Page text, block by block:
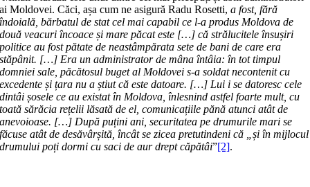
ai Moldovei. Căci, așa cum ne asigură Radu Rosetti,a fost, fără
îndoială, bărbatul de stat cel mai capabil ce l-a produs Moldova de
două veacuri încoace și mare păcat este […] că strălucitele însușiri
politice au fost pătate de neastâmpărata sete de bani de care era
stăpânit. […] Era un administrator de mâna întâia: în tot timpul
domniei sale, păcătosul buget al Moldovei s-a soldat necontenit cu
excedente și țara nu a știut că este datoare. […] Lui i se datoresc cele
dintâi șosele ce au existat în Moldova, înlesnind astfel foarte mult, cu
toată sărăcia rețelii lăsată de el, comunicațiile pănă atunci atât de
anevoioase. […] După puțini ani, securitatea pe drumurile mari se
făcuse atât de desăvârșită, încât se zicea pretutindeni că „și în mijlocul
drumului poți dormi cu saci de aur drept căpătâi”[2].